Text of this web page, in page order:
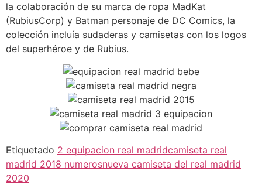
la colaboración de su marca de ropa MadKat
(RubiusCorp) y Batman personaje de DC Comics, la
colección incluía sudaderas y camisetas con los logos
del superhéroe y de Rubius.
Etiquetado 2 equipacion real madridcamiseta real
madrid 2018 numerosnueva camiseta del real madrid
2020